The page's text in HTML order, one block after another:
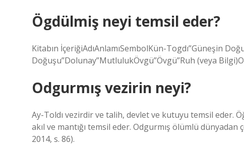
Ögdülmiş neyi temsil eder?
Kitabın İçeriğiAdıAnlamıSembolKün-Togdı”Güneşin
Doğuşu”Dolunay”MutlulukÖvgü”Övgü”Ruh (veya
Odgurmış vezirin neyi?
Ay-Toldı vezirdir ve talih, devlet ve kutuyu temsil eder.
akıl ve mantığı temsil eder. Odgurmış ölümlü
2014, s. 86).